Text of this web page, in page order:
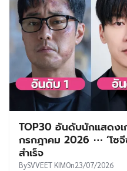
TOP30 อันดับนักแสดงเ
กรกฎาคม 2026 ⋯ ‘โซ
สำเร็จ
BySVVEET KIMOn23/07/2026